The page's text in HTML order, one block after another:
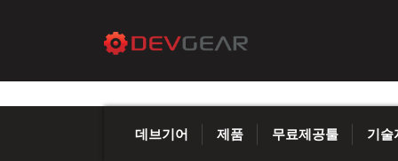
데브기어 제품 무료제공툴 기